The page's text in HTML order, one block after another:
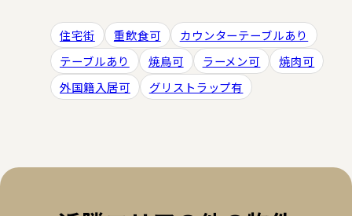
住宅街 重飲食可
カウンターテーブルあり
テーブルあり
焼鳥可 ラーメン可
焼肉可
外国籍入居可
グリストラップ有